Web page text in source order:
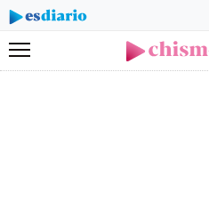
Menú